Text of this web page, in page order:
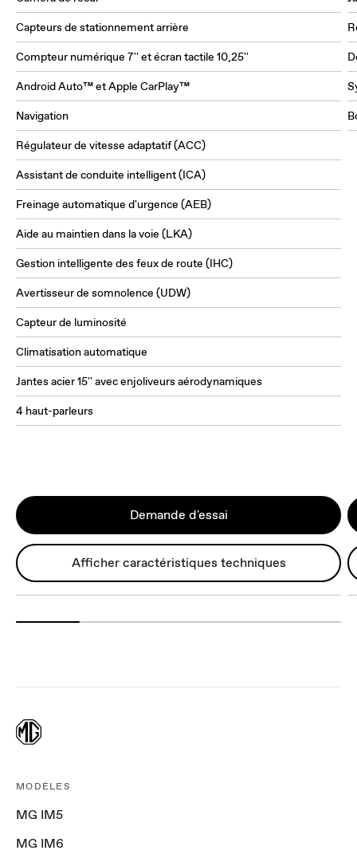
Capteurs de stationnement arrière
Compteur numérique 7'' et écran tactile 10,25''
Android Auto™ et Apple CarPlay™
Navigation
Régulateur de vitesse adaptatif (ACC)
Assistant de conduite intelligent (ICA)
Freinage automatique d'urgence (AEB)
Aide au maintien dans la voie (LKA)
Gestion intelligente des feux de route (IHC)
Avertisseur de somnolence (UDW)
Capteur de luminosité
Climatisation automatique
Jantes acier 15'' avec enjoliveurs aérodynamiques
4 haut-parleurs
Demande d'essai​
Afficher caractéristiques techniques
MODÈLES
MG IM5
MG IM6